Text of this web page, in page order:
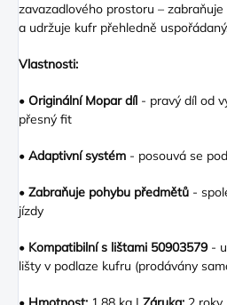
zavazadlového prostoru –
a udržuje kufr přehledně
Vlastnosti:
• Originální Mopar díl - pravý díl od
přesný fit
• Adaptivní systém - posouvá se
• Zabraňuje pohybu předmětů -
jízdy
• Kompatibilní s lištami 50903579-
lišty v podlaze kufru (prodávány